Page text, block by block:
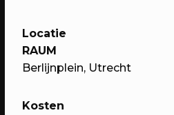
+ Boom & Nimeto
Met o.a. spelen,
en de onthulling van
Locatie
RAUM
Berlijnplein, Utrecht
Kosten